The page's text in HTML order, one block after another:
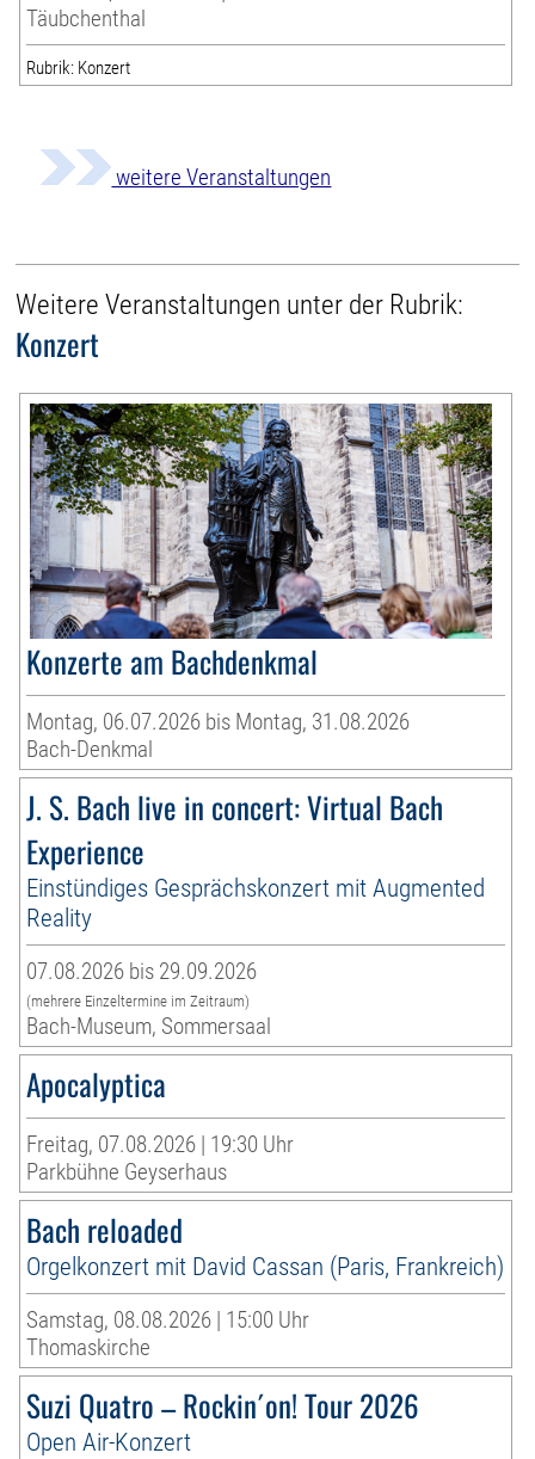
Täubchenthal
Rubrik: Konzert
weitere Veranstaltungen
Weitere Veranstaltungen unter der Rubrik:
Konzert
Konzerte am Bachdenkmal
Montag, 06.07.2026 bis Montag, 31.08.2026
Bach-Denkmal
J. S. Bach live in concert: Virtual Bach
Experience
Einstündiges Gesprächskonzert mit Augmented
Reality
07.08.2026 bis 29.09.2026
(mehrere Einzeltermine im Zeitraum)
Bach-Museum, Sommersaal
Apocalyptica
Freitag, 07.08.2026 | 19:30 Uhr
Parkbühne Geyserhaus
Bach reloaded
Orgelkonzert mit David Cassan (Paris, Frankreich)
Samstag, 08.08.2026 | 15:00 Uhr
Thomaskirche
Suzi Quatro – Rockin´on! Tour 2026
Open Air-Konzert